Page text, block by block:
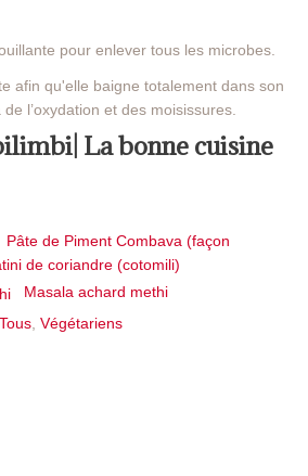
pour enlever tous les microbes.
afin qu'elle baigne totalement dans son
l’oxydation et des moisissures.
La bonne cuisine
Pâte de Piment Combava (façon
de coriandre (cotomili)
Masala achard methi
Tous Végétariens